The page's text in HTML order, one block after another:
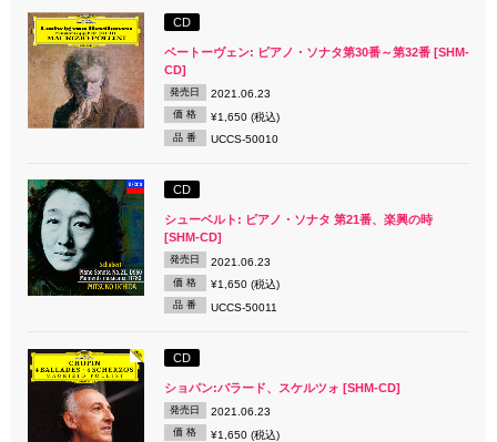
CD
ベートーヴェン: ピアノ・ソナタ第30番～第32番 [SHM-
CD]
発売日 2021.06.23
価 格 ¥1,650 (税込)
品 番 UCCS-50010
CD
シューベルト: ピアノ・ソナタ 第21番、楽興の時
[SHM-CD]
発売日 2021.06.23
価 格 ¥1,650 (税込)
品 番 UCCS-50011
CD
ショパン:バラード、スケルツォ [SHM-CD]
発売日 2021.06.23
価 格 ¥1,650 (税込)